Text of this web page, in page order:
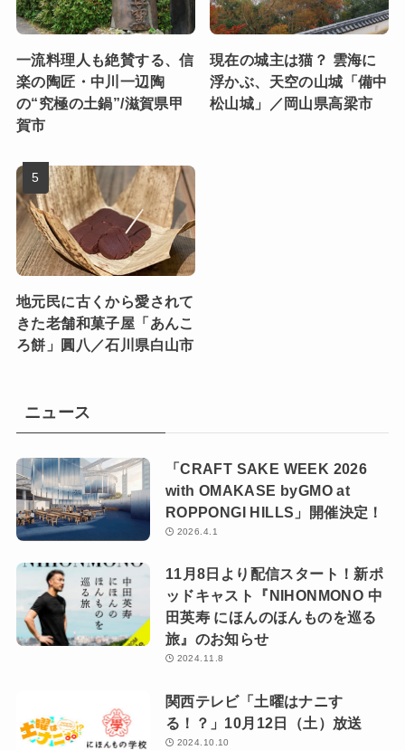
一流料理人も絶賛する、信
楽の陶匠・中川一辺陶
の“究極の土鍋”/滋賀県甲
賀市
現在の城主は猫？ 雲海に
浮かぶ、天空の山城「備中
松山城」／岡山県高梁市
地元民に古くから愛されて
きた老舗和菓子屋「あんこ
ろ餅」圓八／石川県白山市
ニュース
「CRAFT SAKE WEEK 2026
with OMAKASE byGMO at
ROPPONGI HILLS」開催決定！
2026.4.1
11月8日より配信スタート！新ポ
ッドキャスト『NIHONMONO 中
田英寿 にほんのほんものを巡る
旅』のお知らせ
2024.11.8
関西テレビ「土曜はナニす
る！？」10月12日（土）放送
2024.10.10